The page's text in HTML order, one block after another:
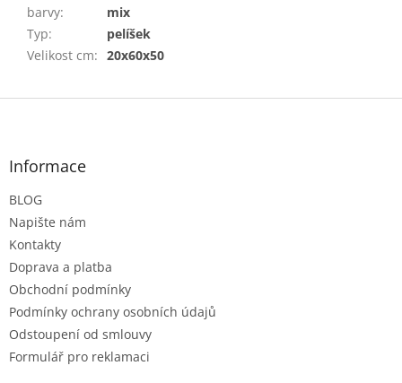
barvy:
mix
Typ:
pelíšek
Velikost cm: 20x60x50
Z
Informace
BLOG
Napište nám
Kontakty
Doprava a platba
Obchodní podmínky
Podmínky ochrany osobních údajů
Odstoupení od smlouvy
Formulář pro reklamaci